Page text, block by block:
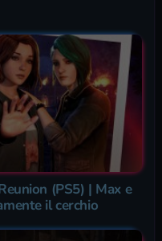
(PS5) | Max e
il cerchio